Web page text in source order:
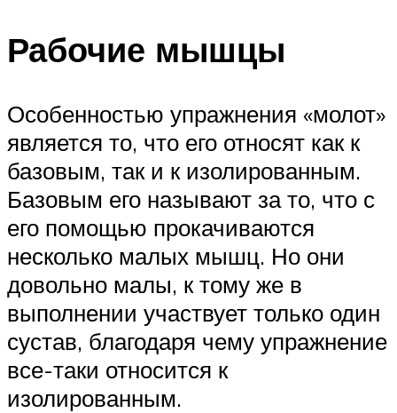
Рабочие мышцы
Особенностью упражнения «молот»
является то, что его относят как к
базовым, так и к изолированным.
Базовым его называют за то, что с
его помощью прокачиваются
несколько малых мышц. Но они
довольно малы, к тому же в
выполнении участвует только один
сустав, благодаря чему упражнение
все-таки относится к
изолированным.